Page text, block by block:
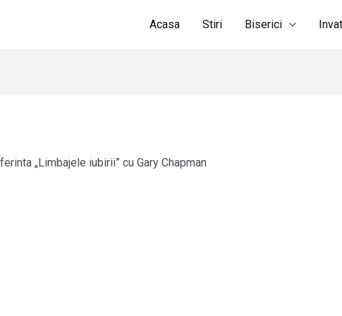
Acasa Stiri Biserici
„Limbajele iubirii” cu Gary Chapman